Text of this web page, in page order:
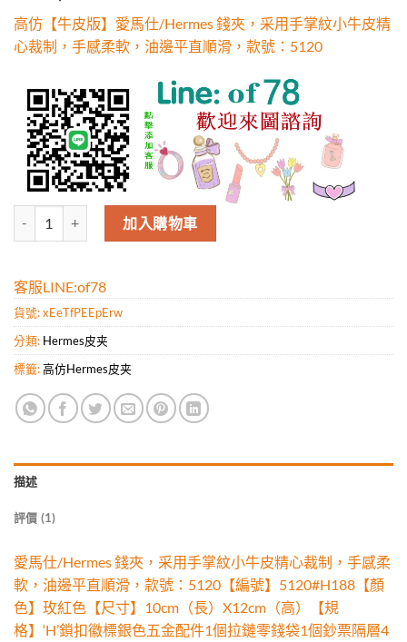
分
高仿【牛皮版】愛馬仕/Hermes 錢夾，采用手掌紋小牛皮精
心裁制，手感柔軟，油邊平直順滑，款號：5120
高仿【牛皮版】愛馬仕/Hermes 錢夾，采用手掌紋小牛皮精心裁制，
加入購物車
客服LINE:of78
貨號:xEeTfPEEpErw
分類: Hermes皮夹
標籤:高仿Hermes皮夹
描述
評價 (1)
愛馬仕/Hermes 錢夾，采用手掌紋小牛皮精心裁制，手感柔
軟，油邊平直順滑，款號：5120【編號】5120#H188【顏
色】玫紅色【尺寸】10cm（長）X12cm（高）【規
格】‘H’鎖扣徽標銀色五金配件1個拉鏈零錢袋1個鈔票隔層4